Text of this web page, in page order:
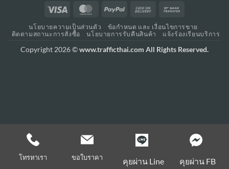
Visa MasterCardPayPal
Cash
Delivery
นโยบายความเป็นส่วนตัว
ข้อกำหนด และ เงื่อนไขการขาย
ติดตามสถานะการสั่งซื้อ
นโยบายการรับคืนสินค้า แจ้งร้องเรียนบริการ
Copyright 2026 ©www.trafficthai.com All Rights Reserved.
โทรหาเรา ขอใบราคา คุยผ่าน Line คุยผ่าน FB